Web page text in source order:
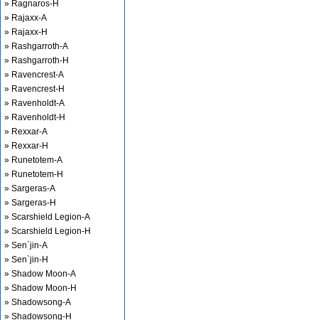
» Ragnaros-H
» Rajaxx-A
» Rajaxx-H
» Rashgarroth-A
» Rashgarroth-H
» Ravencrest-A
» Ravencrest-H
» Ravenholdt-A
» Ravenholdt-H
» Rexxar-A
» Rexxar-H
» Runetotem-A
» Runetotem-H
» Sargeras-A
» Sargeras-H
» Scarshield Legion-A
» Scarshield Legion-H
» Sen`jin-A
» Sen`jin-H
» Shadow Moon-A
» Shadow Moon-H
» Shadowsong-A
» Shadowsong-H